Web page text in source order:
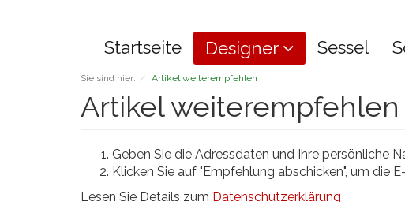
Startseite Designer Sessel
Sie sind hier: Artikel weiterempfehlen
Artikel weiterempfehlen
Geben Sie die Adressdaten und Ihre persönliche
Klicken Sie auf "Empfehlung abschicken", um die
Lesen Sie Details zum Datenschutzerklärung